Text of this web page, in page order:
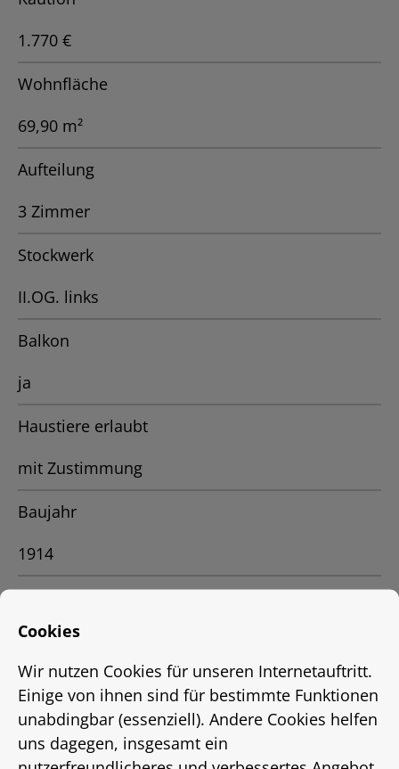
1.770 €
Wohnfläche
69,90 m²
Aufteilung
3 Zimmer
Stockwerk
II.OG. links
Balkon
ja
Haustiere erlaubt
mit Zustimmung
Baujahr
1914
Straße, Hausnr.
Nollendorfstr.2
Stadtteil
Vahrenwald
Cookies
Wir nutzen Cookies für unseren Internetauftritt.
Einige von ihnen sind für bestimmte Funktionen
unabdingbar (essenziell). Andere Cookies helfen
uns dagegen, insgesamt ein